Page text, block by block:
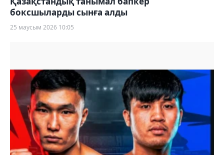
боксшыларды сынға алды
25 маусым 2026 10:05